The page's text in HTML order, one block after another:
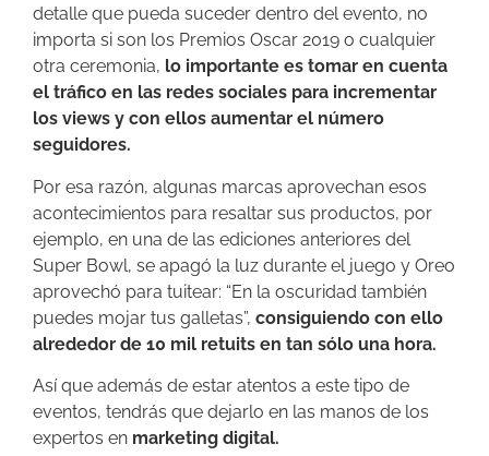
detalle que pueda suceder dentro del evento, no
importa si son los Premios Oscar 2019 o cualquier
otra ceremonia, lo importante es tomar en cuenta
el tráfico en las redes sociales para incrementar
los views y con ellos aumentar el número
seguidores.
Por esa razón, algunas marcas aprovechan esos
acontecimientos para resaltar sus productos, por
ejemplo, en una de las ediciones anteriores del
Super Bowl, se apagó la luz durante el juego y Oreo
aprovechó para tuitear: “En la oscuridad también
puedes mojar tus galletas”, consiguiendo con ello
alrededor de 10 mil retuits en tan sólo una hora.
Así que además de estar atentos a este tipo de
eventos, tendrás que dejarlo en las manos de los
expertos en marketing digital.